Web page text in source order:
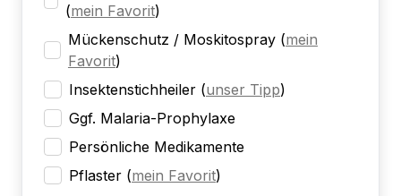
(mein Favorit)
Mückenschutz / Moskitospray (mein
Favorit)
Insektenstichheiler (unser Tipp)
Ggf. Malaria-Prophylaxe
Persönliche Medikamente
Pflaster (mein Favorit)